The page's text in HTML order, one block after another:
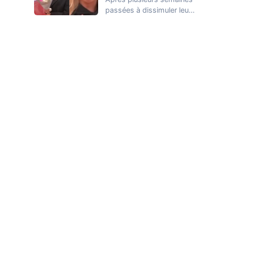
passées à dissimuler leur